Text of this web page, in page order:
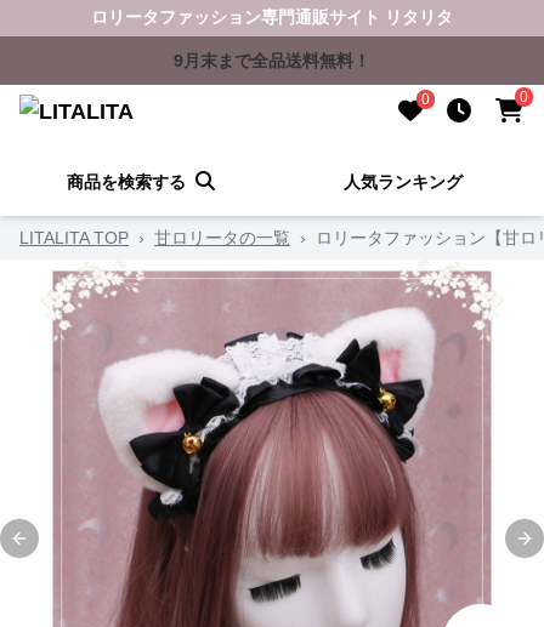
ロリータファッション専門通販サイト リタリタ
9月末まで全品送料無料！
0 0
商品を検索する 人気ランキング
LITALITA TOP › 甘ロリータの一覧 › ロリータファッション【甘
Previous slide